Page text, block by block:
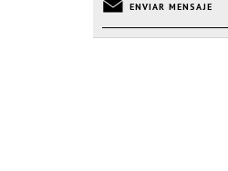
ENVIAR MENSAJE